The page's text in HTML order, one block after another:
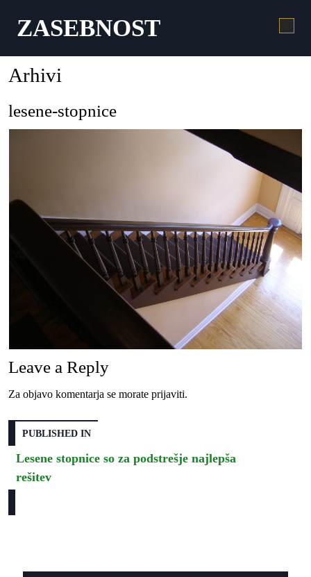
ZASEBNOST
Arhivi
lesene-stopnice
Leave a Reply
Za objavo komentarja se morate prijaviti.
PUBLISHED IN
Lesene stopnice so za podstrešje najlepša
rešitev